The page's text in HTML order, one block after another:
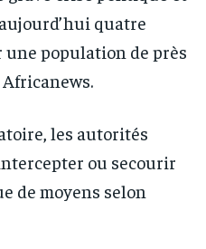
quatre
population de près
les autorités
ou secourir
de moyens selon